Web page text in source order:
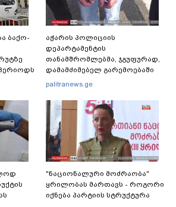
ბაქო-
აჭარის პოლიციის
დეპარტამენტის
თანამშრომლებმა, ჯგუფურად,
დამამძიმებელ გარემოებაში
ჩადენილი განზრახ
ცეცხლსასროლი იარაღის
მართლსაწინააღდმეგო შეძენა-
შენახვა-ტარებისთვის ძებნილი
პირი დააკავა
palitranews.ge
"ნაციონალური მოძრაობა"
ყრილობას მართავს - როგორი
იქნება პარტიის სტრუქტურა